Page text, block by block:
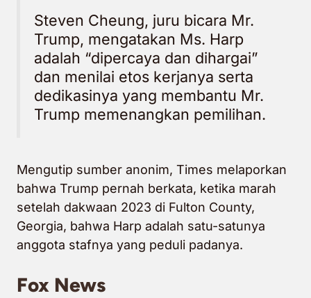
Steven Cheung, juru bicara Mr.
Trump, mengatakan Ms. Harp
adalah “dipercaya dan dihargai”
dan menilai etos kerjanya serta
dedikasinya yang membantu Mr.
Trump memenangkan pemilihan.
Mengutip sumber anonim, Times melaporkan
bahwa Trump pernah berkata, ketika marah
setelah dakwaan 2023 di Fulton County,
Georgia, bahwa Harp adalah satu-satunya
anggota stafnya yang peduli padanya.
Fox News